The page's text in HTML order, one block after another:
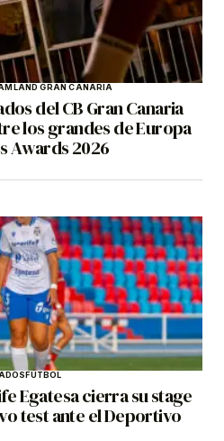
GRAN CANARIA
del CB Gran Canaria
los grandes de Europa
Awards 2026
FÚTBOL
Egatesa cierra su stage
test ante el Deportivo